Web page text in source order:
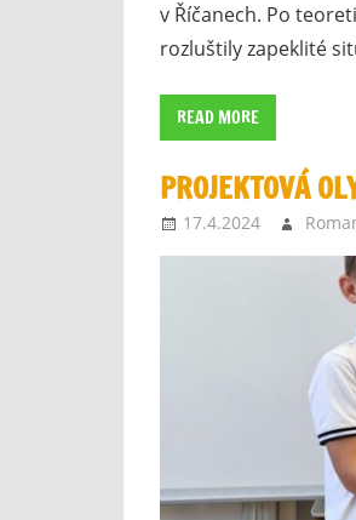
v Říčanech. Po
rozluštily zapeklité
READ MORE
PROJEKTOVÁ
17.4.2024